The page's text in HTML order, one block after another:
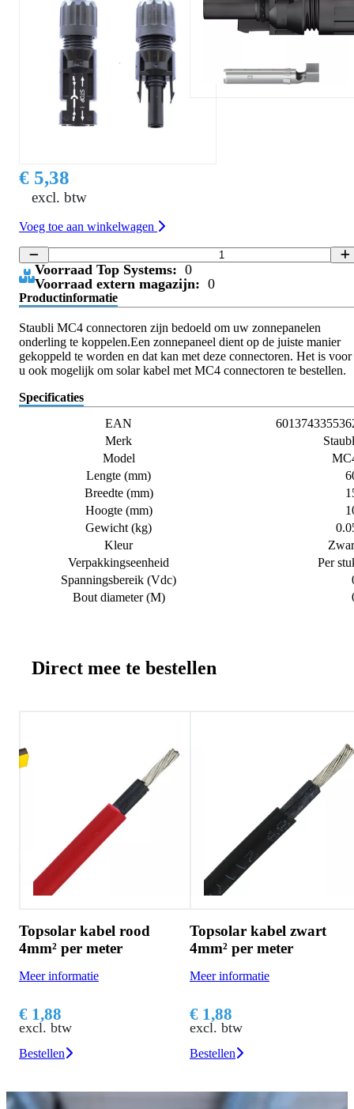
€ 5,38
excl. btw
Voeg toe aan winkelwagen
Voorraad Top Systems: 0
Voorraad extern magazijn: 0
Productinformatie
Staubli MC4 connectoren zijn bedoeld om uw zonnepanelen
onderling te koppelen.Een zonnepaneel dient op de juiste manier
gekoppeld te worden en dat kan met deze connectoren. Het is voor
u ook mogelijk om solar kabel met MC4 connectoren te bestellen.
Specificaties
EAN
Merk
Model
Lengte (mm)
Breedte (mm)
Hoogte (mm)
Gewicht (kg)
Kleur
Verpakkingseenheid
Per
Spanningsbereik (Vdc)
Bout diameter (M)
Direct mee te bestellen
Topsolar kabel rood
4mm² per meter
Meer informatie
€ 1,88
excl. btw
Bestellen
Topsolar kabel zwart
4mm² per meter
Meer informatie
€ 1,88
excl. btw
Bestellen